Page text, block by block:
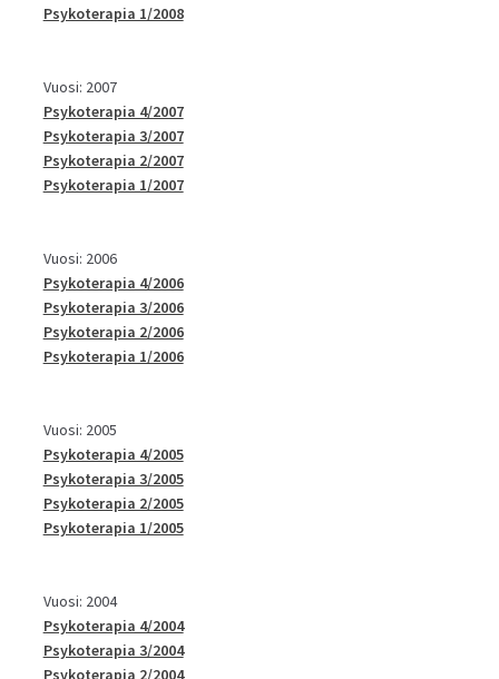
Psykoterapia 1/2008
Vuosi: 2007
Psykoterapia 4/2007
Psykoterapia 3/2007
Psykoterapia 2/2007
Psykoterapia 1/2007
Vuosi: 2006
Psykoterapia 4/2006
Psykoterapia 3/2006
Psykoterapia 2/2006
Psykoterapia 1/2006
Vuosi: 2005
Psykoterapia 4/2005
Psykoterapia 3/2005
Psykoterapia 2/2005
Psykoterapia 1/2005
Vuosi: 2004
Psykoterapia 4/2004
Psykoterapia 3/2004
Psykoterapia 2/2004